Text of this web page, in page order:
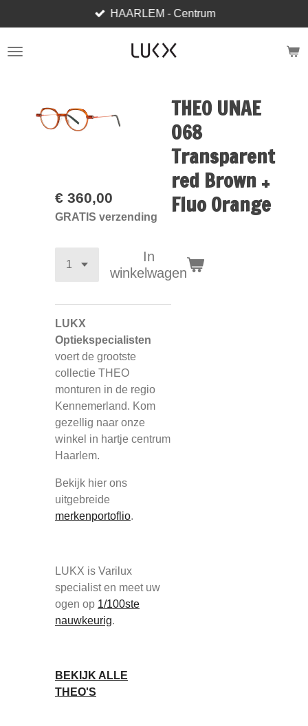
direct
naar
HAARLEM - Centrum
THEO UNAE
068
Transparent
red Brown +
Fluo Orange
€ 360,00
GRATIS verzending
In
winkelwagen
LUKX
Optiekspecialisten
voert de grootste
collectie THEO
monturen in de regio
Kennemerland. Kom
gezellig naar onze
winkel in hartje centrum
Haarlem.
Bekijk hier ons
uitgebreide
merkenportoflio.
LUKX is Varilux
specialist en meet uw
ogen op 1/100ste
nauwkeurig.
BEKIJK ALLE
THEO'S